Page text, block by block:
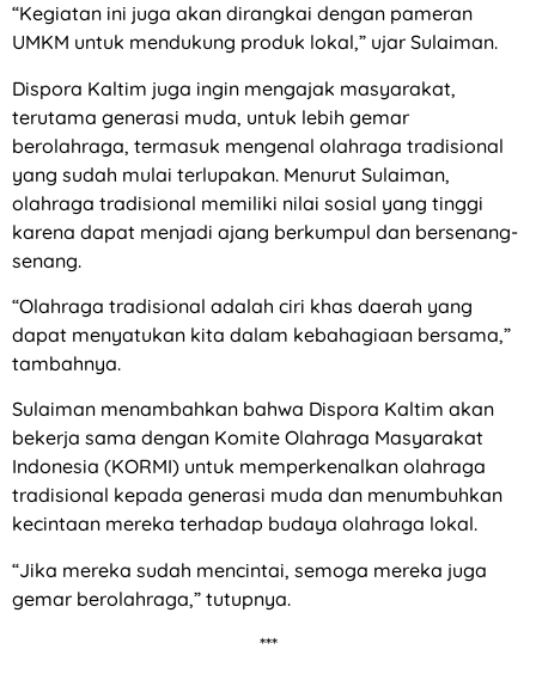
“Kegiatan ini juga akan dirangkai dengan pameran
UMKM untuk mendukung produk lokal,” ujar Sulaiman.
Dispora Kaltim juga ingin mengajak masyarakat,
terutama generasi muda, untuk lebih gemar
berolahraga, termasuk mengenal olahraga tradisional
yang sudah mulai terlupakan. Menurut Sulaiman,
olahraga tradisional memiliki nilai sosial yang tinggi
karena dapat menjadi ajang berkumpul dan bersenang-
senang.
“Olahraga tradisional adalah ciri khas daerah yang
dapat menyatukan kita dalam kebahagiaan bersama,”
tambahnya.
Sulaiman menambahkan bahwa Dispora Kaltim akan
bekerja sama dengan Komite Olahraga Masyarakat
Indonesia (KORMI) untuk memperkenalkan olahraga
tradisional kepada generasi muda dan menumbuhkan
kecintaan mereka terhadap budaya olahraga lokal.
“Jika mereka sudah mencintai, semoga mereka juga
gemar berolahraga,” tutupnya.
***